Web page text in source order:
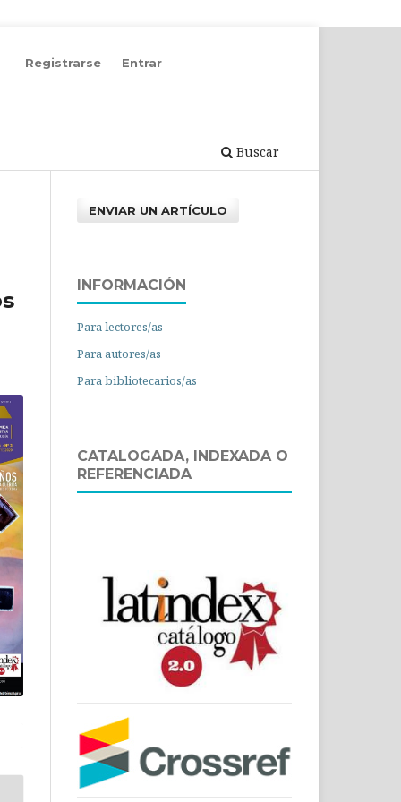
Buscar
Registrarse Entrar
ENVIAR UN ARTÍCULO
INFORMACIÓN
Para lectores/as
Para autores/as
Para bibliotecarios/as
CATALOGADA, INDEXADA O
REFERENCIADA